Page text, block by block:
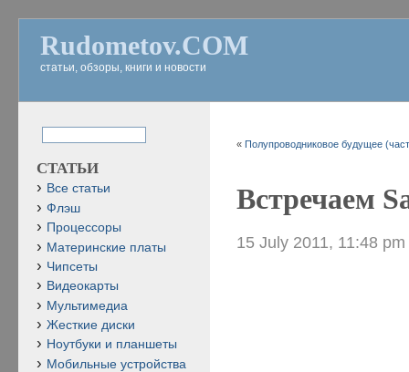
Rudometov.COM
статьи, обзоры, книги и новости
«Полупроводниковое будущее
Встречаем
15 July 2011, 11:48 pm
СТАТЬИ
Все статьи
Флэш
Процессоры
Материнские платы
Чипсеты
Видеокарты
Мультимедиа
Жесткие диски
Ноутбуки и планшеты
Мобильные устройства